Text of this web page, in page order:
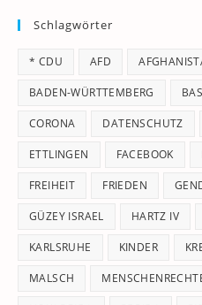
Schlagwörter
* CDU AFD
BADEN-WÜRTTEMBERG
CORONA DATENSCHUTZ
ETTLINGEN FACEBOOK
FREIHEIT FRIEDEN
GÜZEY ISRAEL HARTZ IV
KARLSRUHE KINDER
MALSCH